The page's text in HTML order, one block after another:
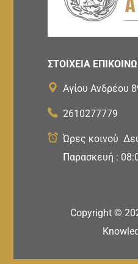
ΣΤΟΙΧΕΙΑ
Αγίου Ανδρέου
2610277779
Ώρες κοινού
Παρασκευή :
Copyright ©